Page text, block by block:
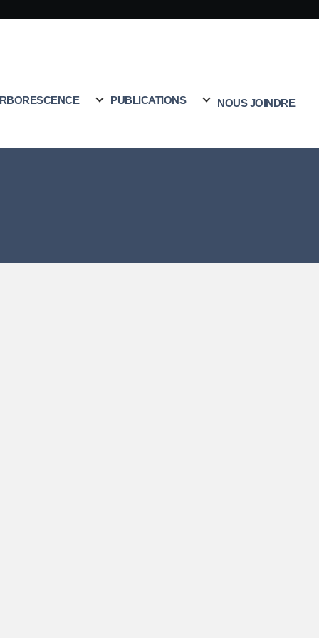
PUBLICATIONS NOUS JOINDRE